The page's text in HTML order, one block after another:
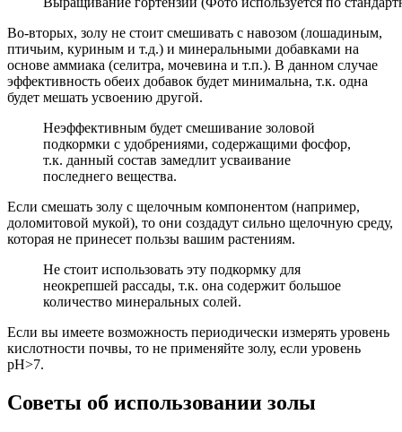
Во-вторых, золу не стоит смешивать с навозом (лошадиным,
птичьим, куриным и т.д.) и минеральными добавками на
основе аммиака (селитра, мочевина и т.п.). В данном случае
эффективность обеих добавок будет минимальна, т.к. одна
будет мешать усвоению другой.
Неэффективным будет смешивание золовой
подкормки с удобрениями, содержащими фосфор,
т.к. данный состав замедлит усваивание
последнего вещества.
Если смешать золу с щелочным компонентом (например,
доломитовой мукой), то они создадут сильно щелочную среду,
которая не принесет пользы вашим растениям.
Не стоит использовать эту подкормку для
неокрепшей рассады, т.к. она содержит большое
количество минеральных солей.
Если вы имеете возможность периодически измерять уровень
кислотности почвы, то не применяйте золу, если уровень
pH>7.
Советы об использовании золы